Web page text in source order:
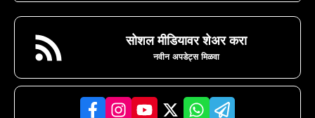
सोशल मीडियावर शेअर करा
नवीन अपडेट्स मिळवा